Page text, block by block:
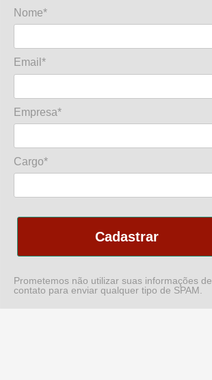
Nome*
Email*
Empresa*
Cargo*
Cadastrar
Prometemos não utilizar suas informações de
contato para enviar qualquer tipo de SPAM.